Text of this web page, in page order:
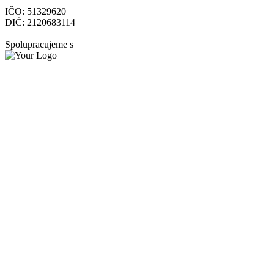
IČO: 51329620
DIČ: 2120683114
Spolupracujeme s